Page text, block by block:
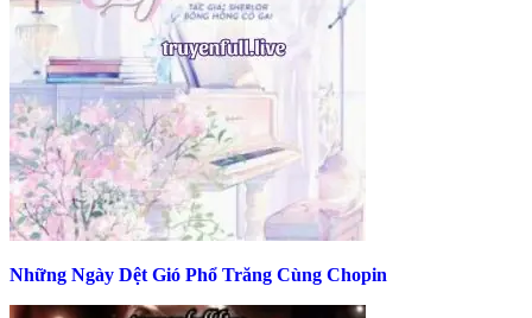
Những Ngày Dệt Gió Phổ Trăng Cùng Chopin